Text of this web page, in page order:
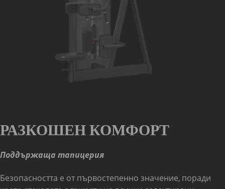
РАЗКОШЕН КОМФОРТ
Поддържаща тапицерия
Безопасността е от първостепенно значение, поради